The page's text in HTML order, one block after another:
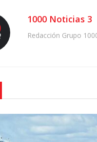
1000 Noticias 3
Redacción Grupo